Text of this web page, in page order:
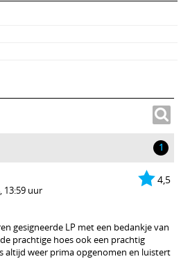
1
4,5
13:59 uur
gesigneerde LP met een bedankje van
prachtige hoes ook een prachtig
altijd weer prima opgenomen en luistert